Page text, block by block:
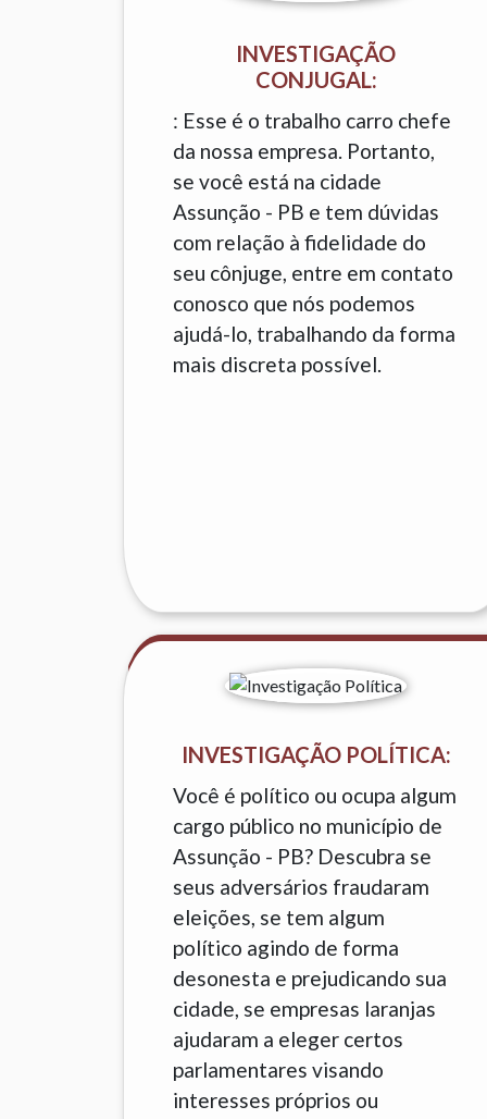
INVESTIGAÇÃO
CONJUGAL:
: Esse é o trabalho carro chefe
da nossa empresa. Portanto,
se você está na cidade
Assunção - PB e tem dúvidas
com relação à fidelidade do
seu cônjuge, entre em contato
conosco que nós podemos
ajudá-lo, trabalhando da forma
mais discreta possível.
INVESTIGAÇÃO POLÍTICA:
Você é político ou ocupa algum
cargo público no município de
Assunção - PB? Descubra se
seus adversários fraudaram
eleições, se tem algum
político agindo de forma
desonesta e prejudicando sua
cidade, se empresas laranjas
ajudaram a eleger certos
parlamentares visando
interesses próprios ou